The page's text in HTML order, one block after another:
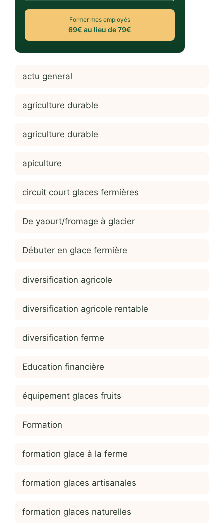
Former mes employés
69€ au lieu de 79€
actu general
agriculture durable
agriculture durable
apiculture
circuit court glaces fermières
De yaourt/fromage à glacier
Débuter en glace fermière
diversification agricole
diversification agricole rentable
diversification ferme
Education financière
équipement glaces fruits
Formation
formation glace à la ferme
formation glaces artisanales
formation glaces naturelles